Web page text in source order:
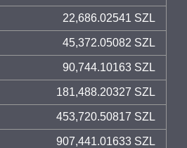
22,686.02541 SZL
45,372.05082 SZL
90,744.10163 SZL
181,488.20327 SZL
453,720.50817 SZL
907,441.01633 SZL